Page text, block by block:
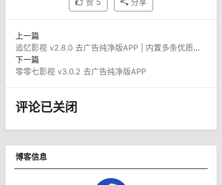
上一篇
追忆影视 v2.8.0 去广告纯净版APP | 内置多条优质播放源
下一篇
零零七影视 v3.0.2 去广告纯净版APP
评论已关闭
博客信息